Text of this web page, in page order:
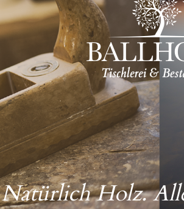
Natürlich Holz.